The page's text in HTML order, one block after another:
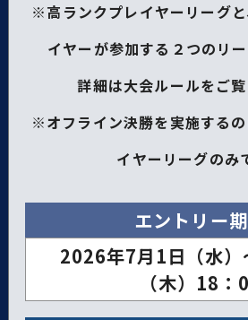
※高ランクプレイヤーリーグ
イヤーが参加する２つのリー
詳細は大会ルールをご覧
※オフライン決勝を実施する
イヤーリーグのみ
エントリー
2026年7月1日（水）
（木）18：